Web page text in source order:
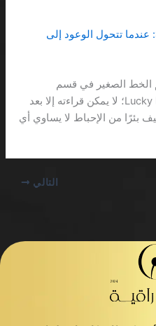
كازينو اون لاين مكافأة حصرية SA: عندما تتحول الوعود إلى
الخط الصغير في قسم
“الشروط والأحكام” في لعبة Lucky Lion؛ لا يمكن قراءته إلا بعد
150٪، وهذا يضيف بئرًا من الإحباط لا يساوي أي
التالي